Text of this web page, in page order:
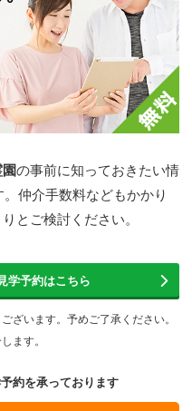
の事前に知っておきたい情
仲介手数料などもかかり
とご検討ください。
学予約はこちら
ざいます。予めご了承ください。
ます。
約を承っております